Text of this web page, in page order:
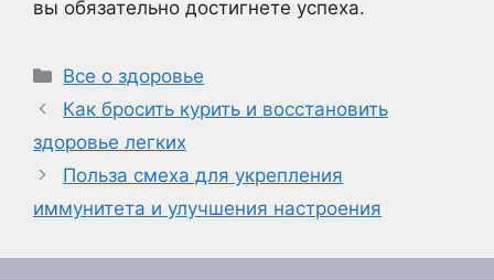
вы обязательно достигнете успеха.
Рубрики
Все о здоровье
Как бросить курить и восстановить
здоровье легких
Польза смеха для укрепления
иммунитета и улучшения настроения